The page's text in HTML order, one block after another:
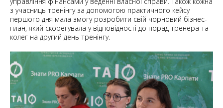
з учасниць тренінгу за допомогою практичного кейсу
першого дня мала змогу розробити свій чорновий бізнес-
план, який скорегувала у відповідності до порад тренера та
колег на другий день тренінгу.